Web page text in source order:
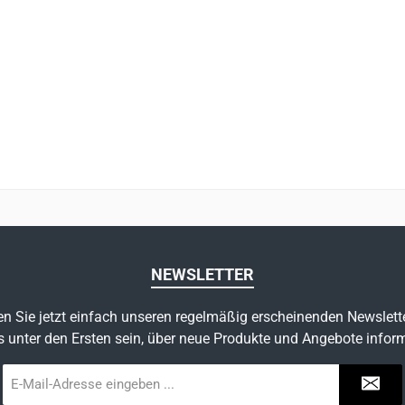
NEWSLETTER
Sie jetzt einfach unseren regelmäßig erscheinenden
unter den Ersten sein, über neue Produkte und Angebote
Mail-